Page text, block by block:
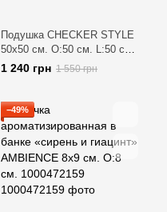
Подушка CHECKER STYLE
50х50 см. O:50 см. L:50 см.
1000471649
1 240 грн 1 550 грн
−49%